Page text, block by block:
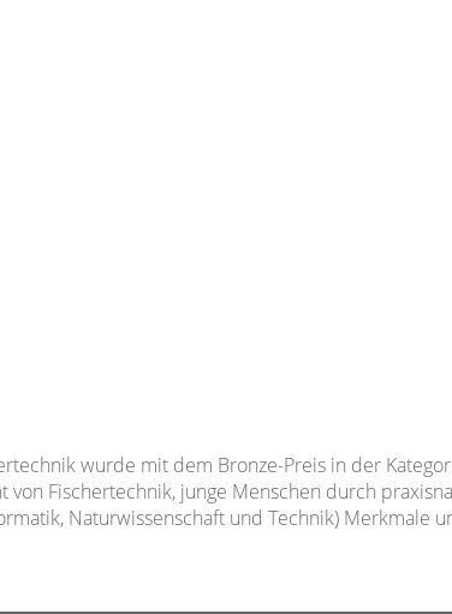
wurde mit dem Bronze-Preis in der
Fischertechnik, junge Menschen durch
Naturwissenschaft und Technik) Merkmale